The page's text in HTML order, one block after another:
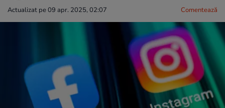
Actualizat pe 09 apr. 2025, 02:07 Comentează